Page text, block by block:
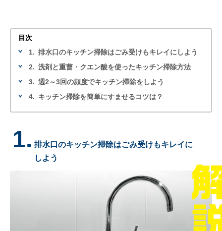
目次
1. 排水口のキッチン掃除はごみ受けもキレイにしよう
2. 洗剤と重曹・クエン酸を使ったキッチン掃除方法
3. 週2～3回の頻度でキッチン掃除をしよう
4. キッチン掃除を簡単にすませるコツは？
1. 排水口のキッチン掃除はごみ受けもキレイに
しよう